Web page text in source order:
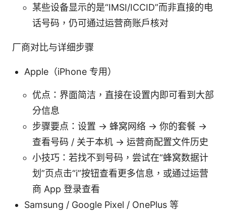
某些设备显示的是“IMSI/ICCID”而非直接的电
话号码，仍可通过运营商账户核对
厂商对比与详细步骤
Apple（iPhone 专用）
优点：界面简洁，直接在设置内即可看到大部
分信息
步骤要点：设置 → 蜂窝网络 → 你的套餐 →
查看号码 / 关于本机 → 运营商配置文件历史
小技巧：若找不到号码，尝试在“蜂窝数据计
划”页点击“i”按钮查看更多信息，或通过运营
商 App 登录查看
Samsung / Google Pixel / OnePlus 等